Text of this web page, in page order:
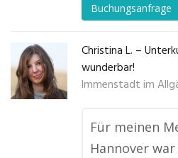
Buchungsanfrage
Christina L. –
wunderbar!
Immenstadt im
Für meinen
Hannover